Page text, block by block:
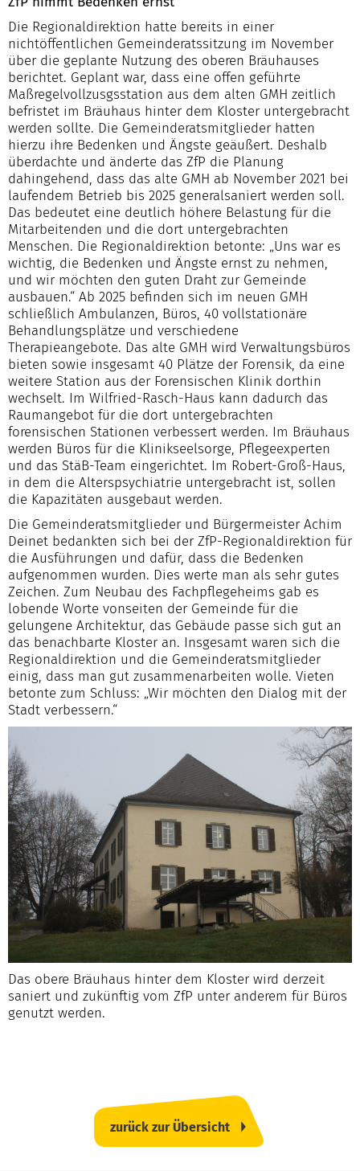
Die Regionaldirektion hatte bereits in einer
nichtöffentlichen Gemeinderatssitzung im November
über die geplante Nutzung des oberen Bräuhauses
berichtet. Geplant war, dass eine offen geführte
Maßregelvollzusgsstation aus dem alten GMH zeitlich
befristet im Bräuhaus hinter dem Kloster untergebracht
werden sollte. Die Gemeinderatsmitglieder hatten
hierzu ihre Bedenken und Ängste geäußert. Deshalb
überdachte und änderte das ZfP die Planung
dahingehend, dass das alte GMH ab November 2021 bei
laufendem Betrieb bis 2025 generalsaniert werden soll.
Das bedeutet eine deutlich höhere Belastung für die
Mitarbeitenden und die dort untergebrachten
Menschen. Die Regionaldirektion betonte: „Uns war es
wichtig, die Bedenken und Ängste ernst zu nehmen,
und wir möchten den guten Draht zur Gemeinde
ausbauen.“ Ab 2025 befinden sich im neuen GMH
schließlich Ambulanzen, Büros, 40 vollstationäre
Behandlungsplätze und verschiedene
Therapieangebote. Das alte GMH wird Verwaltungsbüros
bieten sowie insgesamt 40 Plätze der Forensik, da eine
weitere Station aus der Forensischen Klinik dorthin
wechselt. Im Wilfried-Rasch-Haus kann dadurch das
Raumangebot für die dort untergebrachten
forensischen Stationen verbessert werden. Im Bräuhaus
werden Büros für die Klinikseelsorge, Pflegeexperten
und das StäB-Team eingerichtet. Im Robert-Groß-Haus,
in dem die Alterspsychiatrie untergebracht ist, sollen
die Kapazitäten ausgebaut werden.
Die Gemeinderatsmitglieder und Bürgermeister Achim
Deinet bedankten sich bei der ZfP-Regionaldirektion für
die Ausführungen und dafür, dass die Bedenken
aufgenommen wurden. Dies werte man als sehr gutes
Zeichen. Zum Neubau des Fachpflegeheims gab es
lobende Worte vonseiten der Gemeinde für die
gelungene Architektur, das Gebäude passe sich gut an
das benachbarte Kloster an. Insgesamt waren sich die
Regionaldirektion und die Gemeinderatsmitglieder
einig, dass man gut zusammenarbeiten wolle. Vieten
betonte zum Schluss: „Wir möchten den Dialog mit der
Stadt verbessern.“
Das obere Bräuhaus hinter dem Kloster wird derzeit
saniert und zukünftig vom ZfP unter anderem für Büros
genutzt werden.
zurück zur Übersicht